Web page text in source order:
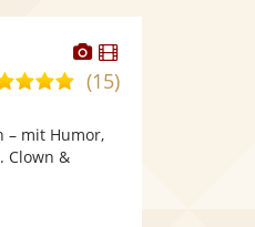
Dieser
Künstler
stellt
bereit.
Dieser
Künstler
4,9
5
(15)
– mit Humor,
Clown &